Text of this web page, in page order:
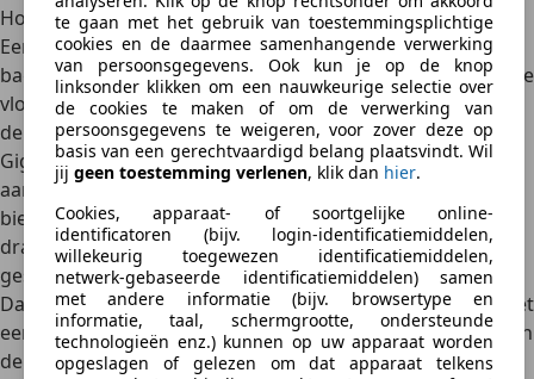
te gaan met het gebruik van toestemmingsplichtige
cookies en de daarmee samenhangende verwerking
van persoonsgegevens. Ook kun je op de knop
linksonder klikken om een nauwkeurige selectie over
de cookies te maken of om de verwerking van
persoonsgegevens te weigeren, voor zover deze op
basis van een gerechtvaardigd belang plaatsvindt. Wil
jij geen toestemming verlenen, klik dan hier.
Cookies, apparaat- of soortgelijke online-
identificatoren (bijv. login-identificatiemiddelen,
willekeurig toegewezen identificatiemiddelen,
netwerk-gebaseerde identificatiemiddelen) samen
met andere informatie (bijv. browsertype en
informatie, taal, schermgrootte, ondersteunde
technologieën enz.) kunnen op uw apparaat worden
opgeslagen of gelezen om dat apparaat telkens
Hoe zit het met bagageruimte?
Een van de sterkste punten van de Ford Puma Gen-E is de
bagageruimte. Net als bij de benzineversie vind je onder de
vloer een diepe opbergbak. Bij de benzinevariant heet dit
de Megabox, maar bij de elektrische Gen-E is het zelfs een
Gigabox geworden. Omdat er geen brandstoftank
aanwezig is, is er meer ruimte beschikbaar. De Gigabox
biedt 145 liter extra inhoud en kan tot 100 kilogram
dragen. Dankzij de waterafvoer is deze ruimte ook
geschikt voor natte of vieze spullen.
Daarnaast bevindt zich voorin een zogenaamde ‘frunk’ met
een inhoud van 43 liter – voldoende voor het opbergen van
de laadkabel of andere kleinere spullen. In totaal is er tot